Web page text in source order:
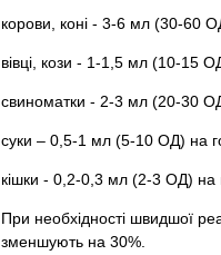
корови, коні - 3-6 мл (30-60
вівці, кози - 1-1,5 мл (10-15
свиноматки - 2-3 мл (20-30
суки – 0,5-1 мл (5-10 ОД) на
кішки - 0,2-0,3 мл (2-3 ОД) на
При необхідності швидшої
зменшують на 30%.